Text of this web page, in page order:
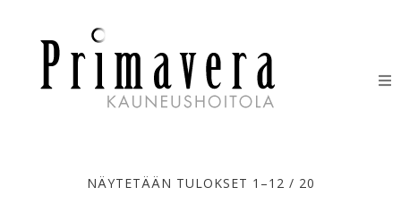
NÄYTETÄÄN TULOKSET 1–12 / 20